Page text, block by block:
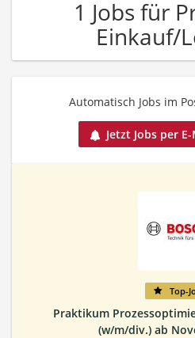
1 Jobs für
Einkauf/
Automatisch Jobs im
Jetzt Jobs per
Top-
Praktikum
(w/m/div.) ab